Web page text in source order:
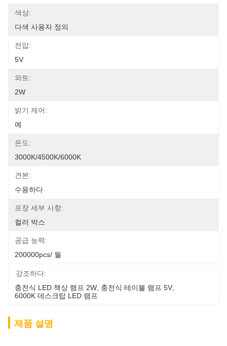
색상:
다색 사용자 정의
전압:
5V
와트:
2W
밝기 제어:
예
온도:
3000K/4500K/6000K
견본:
수용하다
포장 세부 사항:
컬러 박스
공급 능력:
200000pcs/ 월
강조하다:
충전식 LED 책상 램프 2W 충전식 테이블 램프 5V
6000K 데스크탑 LED 램프
제품 설명